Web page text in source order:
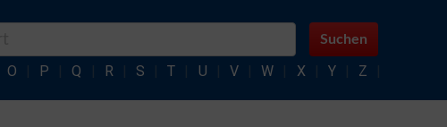
Suchen
O P Q R S T U V W X Y Z